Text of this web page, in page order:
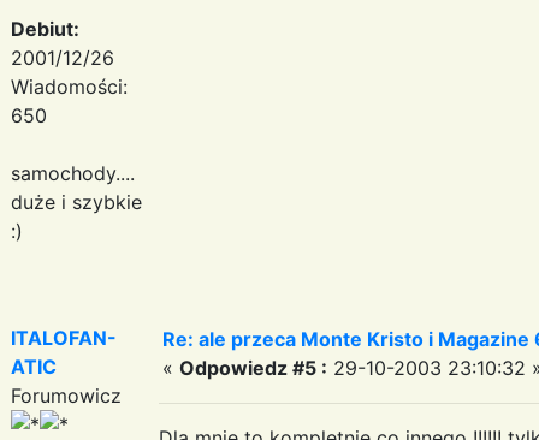
Debiut:
2001/12/26
Wiadomości:
650
samochody....
duże i szybkie
:)
ITALOFAN-
ATIC
Forumowicz
Re: ale przeca Monte Kristo i
« Odpowiedz #5 : 29-10-2003 23:10:32